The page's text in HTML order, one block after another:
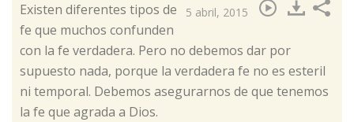
5 abril, 2015
​Existen diferentes tipos de
fe que muchos confunden
con la fe verdadera. Pero no debemos dar por
supuesto nada, porque la verdadera fe no es esteril
ni temporal. Debemos asegurarnos de que tenemos
la fe que agrada a Dios.